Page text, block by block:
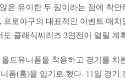
은 유이한 두 팀이라는 점에 착
로야구의 대표적인 이벤트 매
클래식씨리즈 3연전이 열릴 계
드유니폼을 착용하고 경기를 치
폼(홈)을 입기로 했다. 11일 경기